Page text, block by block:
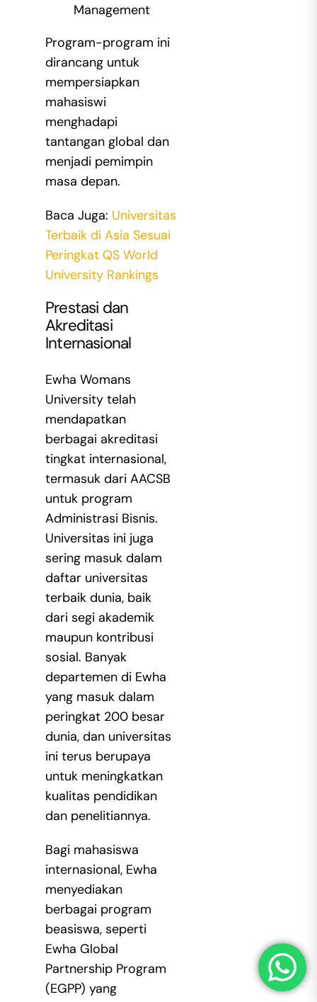
Management
Program-program ini
dirancang untuk
mempersiapkan
mahasiswi
menghadapi
tantangan global dan
menjadi pemimpin
masa depan.
Baca Juga: Universitas
Terbaik di Asia Sesuai
Peringkat QS World
University Rankings
Prestasi dan
Akreditasi
Internasional
Ewha Womans
University telah
mendapatkan
berbagai akreditasi
tingkat internasional,
termasuk dari AACSB
untuk program
Administrasi Bisnis.
Universitas ini juga
sering masuk dalam
daftar universitas
terbaik dunia, baik
dari segi akademik
maupun kontribusi
sosial. Banyak
departemen di Ewha
yang masuk dalam
peringkat 200 besar
dunia, dan universitas
ini terus berupaya
untuk meningkatkan
kualitas pendidikan
dan penelitiannya.
Bagi mahasiswa
internasional, Ewha
menyediakan
berbagai program
beasiswa, seperti
Ewha Global
Partnership Program
(EGPP) yang